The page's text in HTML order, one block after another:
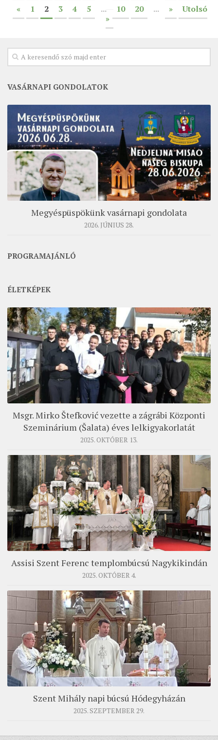
ZSINAT MOTTÓJA, LOGÓJA
ZSINATI IRODA
KOORDINÁLÓ BIZOTTSÁG
ZSINATI HÍREK-ÚJSÁG
PASZTORÁLSZOCIOLÓGIAI FELMÉRÉS
KISKORÚAK VÉDELME
„GYERMEKVÉDELMI” KIHÍVÁSOK KÁNONJOGI
MEGKÖZELÍTÉSBEN
« 1 2 3 4 5 ... 10 20 ... »
Utolsó
»
VASÁRNAPI GONDOLATOK
Megyéspüspökünk vasárnapi gondolata
2026. JÚNIUS 28.
PROGRAMAJÁNLÓ
ÉLETKÉPEK
Msgr. Mirko Štefković vezette a zágrábi Központi
Szeminárium (Šalata) éves lelkigyakorlatát
2025. OKTÓBER 13.
Assisi Szent Ferenc templombúcsú Nagykikindán
2025. OKTÓBER 4.
Szent Mihály napi búcsú Hódegyházán
2025. SZEPTEMBER 29.